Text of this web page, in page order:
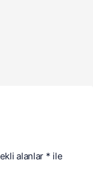
alanlar * ile